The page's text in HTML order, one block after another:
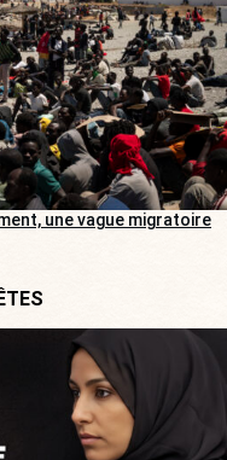
une vague migratoire